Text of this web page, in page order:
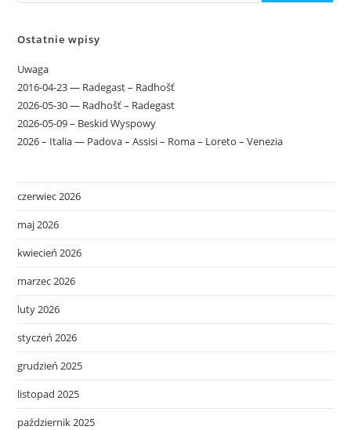
Ostatnie wpisy
Uwaga
2016-04-23 — Radegast – Radhošť
2026-05-30 — Radhošť – Radegast
2026-05-09 – Beskid Wyspowy
2026 – Italia — Padova – Assisi – Roma – Loreto – Venezia
czerwiec 2026
maj 2026
kwiecień 2026
marzec 2026
luty 2026
styczeń 2026
grudzień 2025
listopad 2025
październik 2025